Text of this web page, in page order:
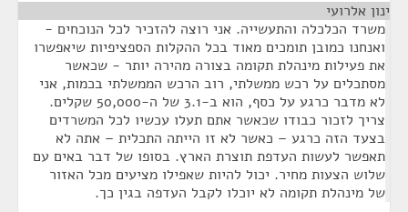
ינון אלרועי
משרד הכלכלה והתעשייה. אני רוצה להזכיר לכל הנוכחים -
ואנחנו כמובן תומכים מאוד בכל ההקלות הספציפיות שיאפשרו
את פעילות מינהלת תקומה בצורה מהירה יותר - שכאשר
מסתכלים על רכש ממשלתי, רוב הרכש הממשלתי בכמות, אני
לא מדבר כרגע על כסף, הוא ב-3.1 של ה-50,000 שקלים.
צריך לזכור כבודו שכאשר אתם תעלו עכשיו לכל המשרדים
בצעד הזה כרגע – כאשר לא זו הייתה התכלית – אתה לא
תאפשר לעשות העדפת תוצרת הארץ. בסופו של דבר באים עם
שלוש הצעות מחיר. יכול להיות שאפילו מציעים מכל האזור
של מינהלת תקומה לא יוכלו לקבל העדפה בגין כך.